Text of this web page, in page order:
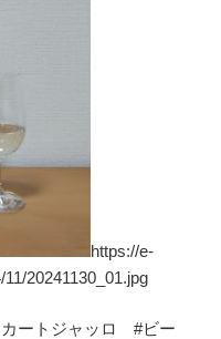
https://e-
20241130_01.jpg
ートジャッロ #ビー